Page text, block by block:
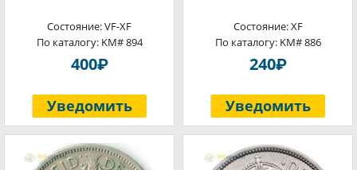
Состояние: VF-XF
По каталогу: KM# 894
400P
Уведомить
Состояние: XF
По каталогу: KM# 886
240P
Уведомить